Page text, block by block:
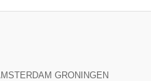
GRONINGEN